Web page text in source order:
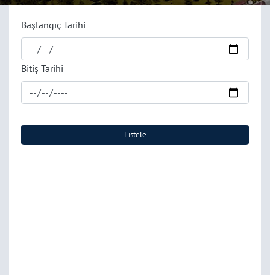
Başlangıç Tarihi
Bitiş Tarihi